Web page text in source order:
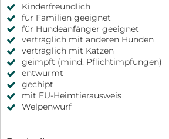
Kinderfreundlich
für Familien geeignet
für Hundeanfänger geeignet
verträglich mit anderen Hunden
verträglich mit Katzen
geimpft (mind. Pflichtimpfungen)
entwurmt
gechipt
mit EU-Heimtierausweis
Welpenwurf